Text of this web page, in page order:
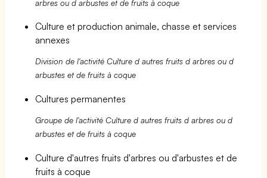
arbres ou d arbustes et de fruits à coque
Culture et production animale, chasse et services
annexes
Division de l'activité Culture d autres fruits d arbres ou d
arbustes et de fruits à coque
Cultures permanentes
Groupe de l'activité Culture d autres fruits d arbres ou d
arbustes et de fruits à coque
Culture d'autres fruits d'arbres ou d'arbustes et de
fruits à coque